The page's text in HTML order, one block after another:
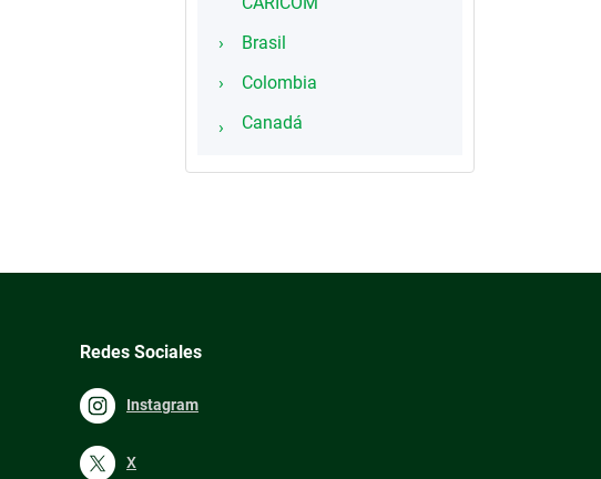
Brasil
Colombia
Canadá
Redes Sociales
Instagram
X